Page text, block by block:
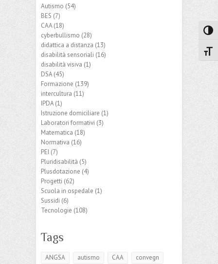
Autismo (54)
BES (7)
CAA(18)
cyberbullismo (28)
didattica a distanza (13)
disabilità sensoriali (16)
disabilità visiva (1)
DSA(45)
Formazione (139)
intercultura (11)
IPDA(1)
Istruzione domiciliare (1)
Laboratori formativi (3)
Matematica (18)
Normativa (16)
PEI (7)
Pluridisabilità (5)
Plusdotazione (4)
Progetti (62)
Scuola in ospedale (1)
Sussidi (6)
Tecnologie (108)
Tags
ANGSA autismo CAA
convegn